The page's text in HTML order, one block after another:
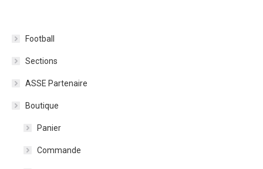
Football
Sections
ASSE Partenaire
Boutique
Panier
Commande